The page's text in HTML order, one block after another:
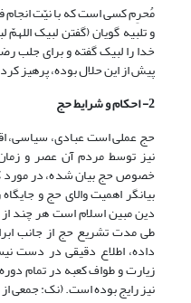
مُحرِم کسی است که با نیّت انجام
و تلبیه گویان (گفتن لبیک
خدا را لبیک گفته و برای جلب
پیش از این حلال بوده، پرهیز
2- احکام و شرایط حج
حج عملی است عبادی، سیاسی،
نیز توسط مردم آن عصر و
خصوص حج بیان شده، در مورد
بیانگر اهمیت والای حج و
دین مبین اسلام است هر چند از
طی مدت تشریع حج از جانب
داده، اطلاع دقیقی در دست
زیارت و طواف کعبه در تمام
نیز رایج بوده است. (نک: جمعی از